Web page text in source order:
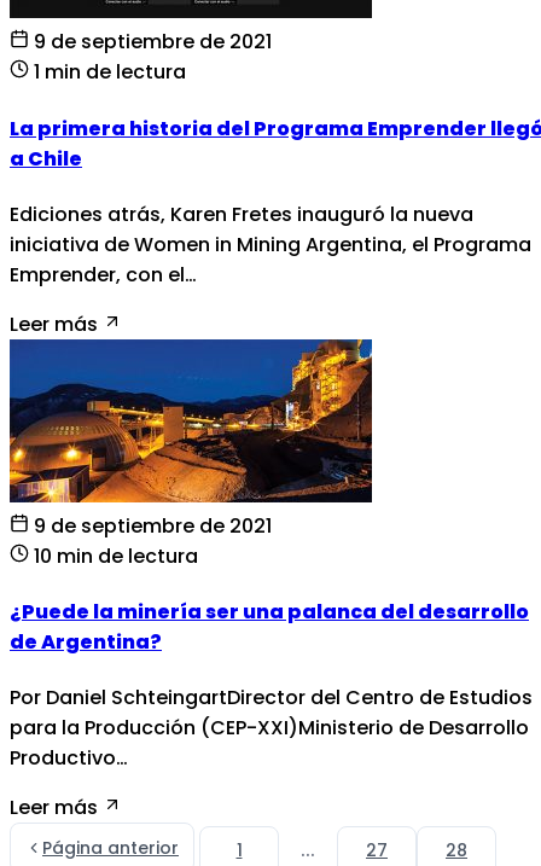
9 de septiembre de 2021
1 min de lectura
La primera historia del Programa Emprender
a Chile
Ediciones atrás, Karen Fretes inauguró la nueva
iniciativa de Women in Mining Argentina, el Programa
Emprender, con el…
Leer más
9 de septiembre de 2021
10 min de lectura
¿Puede la minería ser una palanca del desarrollo
de Argentina?
Por Daniel SchteingartDirector del Centro de Estudios
para la Producción (CEP-XXI)Ministerio de Desarrollo
Productivo…
Leer más
Página anterior 1 ... 27 28